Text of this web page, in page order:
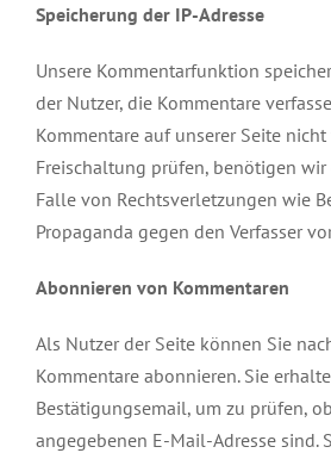
Speicherung der IP-Adresse
Unsere Kommentarfunktion
der Nutzer, die Kommentare
Kommentare auf unserer Seite
Freischaltung prüfen, benötigen wir
Falle von Rechtsverletzungen wie
Propaganda gegen den Verfasser
Abonnieren von Kommentaren
Als Nutzer der Seite können Sie
Kommentare abonnieren. Sie
Bestätigungsemail, um zu prüfen,
angegebenen E-Mail-Adresse sind.